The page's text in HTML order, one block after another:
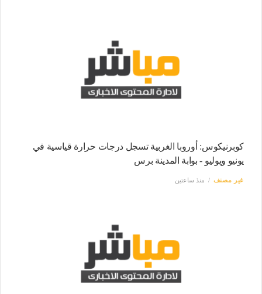
كوبرنيكوس: أوروبا الغربية تسجل درجات حرارة قياسية في
يونيو ويوليو - بوابة المدينة برس
غير مصنف منذ ساعتين